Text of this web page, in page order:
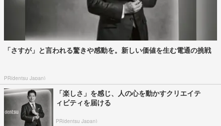
「さすが」と言われる驚きや感動を。新しい価値を生む電通の挑戦
PR(dentsu Japan)
「楽しさ」を感じ、人の心を動かすクリエイテ
ィビティを届ける
PR(dentsu Japan)